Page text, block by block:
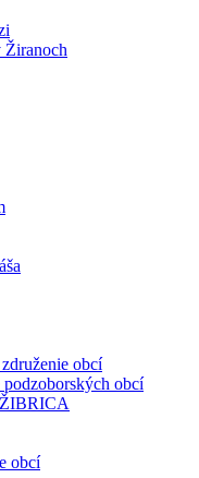
Žiranoch
obcí
obcí
ŽIBRICA
obcí